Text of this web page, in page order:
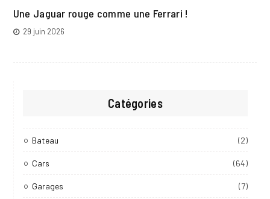
Une Jaguar rouge comme une Ferrari !
29 juin 2026
Catégories
Bateau (2)
Cars (64)
Garages (7)